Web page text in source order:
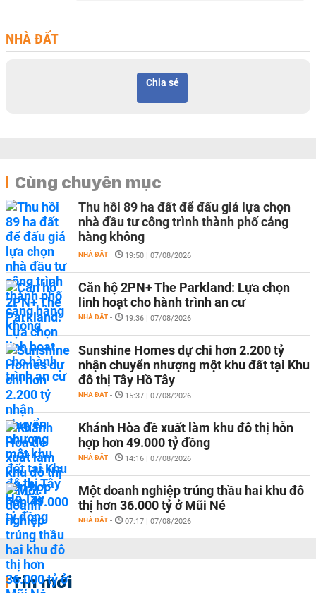
NHÀ ĐẤT
Chia sẻ
Cùng chuyên mục
Thu hồi 89 ha đất để đấu giá lựa chọn
nhà đầu tư công trình thành phố cảng
hàng không
NHÀ ĐẤT - 19:50 | 07/08/2026
Căn hộ 2PN+ The Parkland: Lựa chọn
linh hoạt cho hành trình an cư
NHÀ ĐẤT - 19:36 | 07/08/2026
Sunshine Homes dự chi hơn 2.200 tỷ
nhận chuyển nhượng một khu đất tại Khu
đô thị Tây Hồ Tây
NHÀ ĐẤT - 15:37 | 07/08/2026
Khánh Hòa đề xuất làm khu đô thị hỗn
hợp hơn 49.000 tỷ đồng
NHÀ ĐẤT - 14:16 | 07/08/2026
Một doanh nghiệp trúng thầu hai khu đô
thị hơn 36.000 tỷ ở Mũi Né
NHÀ ĐẤT - 07:17 | 07/08/2026
Tin mới